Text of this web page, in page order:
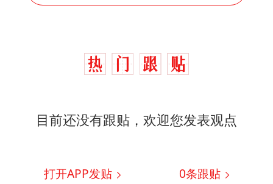
目前还没有跟贴，欢迎您发表观点
打开APP发贴 0条跟贴